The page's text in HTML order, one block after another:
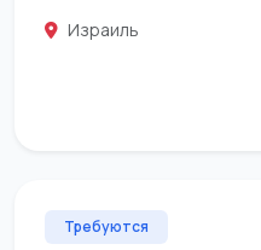
Израиль
Требуются